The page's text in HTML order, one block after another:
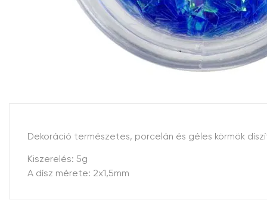
Dekoráció természetes, porcelán és géles körmök
Kiszerelés: 5g
A dísz mérete: 2x1,5mm